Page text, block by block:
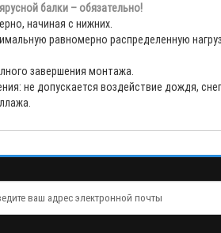
балки – обязательно!
начиная с нижних.
равномерно распределенную
завершения монтажа.
не допускается воздействие дождя,